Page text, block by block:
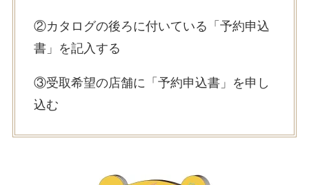
②カタログの後ろに付いている「予約申込
書」を記入する
③受取希望の店舗に「予約申込書」を申し
込む